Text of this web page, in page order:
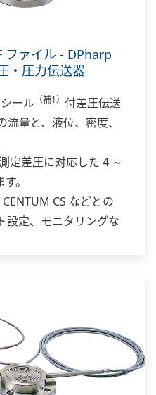
ファイル - DPharp
・圧力伝送器
ール （補1） 付差圧伝送
量と、液位、密度、
定差圧に対応した 4 ～
。
CS などとの
設定、モニタリングな
流体が直接導入されて
、キャピラリによっ
液を封入した状態で納